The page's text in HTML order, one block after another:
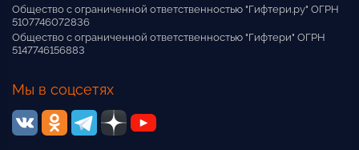
Общество с ограниченной ответственностью "Гифтери.ру" ОГРН
5107746072836
Общество с ограниченной ответственностью "Гифтери" ОГРН
5147746156883
Мы в соцсетях